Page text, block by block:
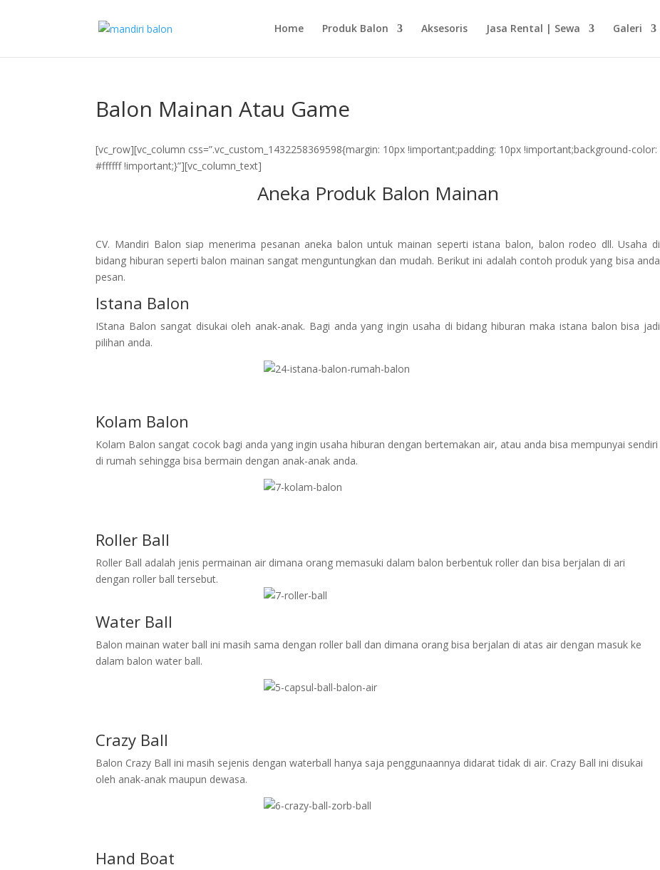
Home Produk Balon Aksesoris Jasa Rental | Sewa Galeri
Balon Mainan Atau Game
[vc_row][vc_column css=”.vc_custom_1432258369598{margin: 10px !important;padding: 10px !important;background-color:
#ffffff !important;}”][vc_column_text]
Aneka Produk Balon Mainan
CV. Mandiri Balon siap menerima pesanan aneka balon untuk mainan seperti istana balon, balon rodeo dll. Usaha di
bidang hiburan seperti balon mainan sangat menguntungkan dan mudah. Berikut ini adalah contoh produk yang bisa anda
pesan.
Istana Balon
IStana Balon sangat disukai oleh anak-anak. Bagi anda yang ingin usaha di bidang hiburan maka istana balon bisa jadi
pilihan anda.
Kolam Balon
Kolam Balon sangat cocok bagi anda yang ingin usaha hiburan dengan bertemakan air, atau anda bisa mempunyai sendiri
di rumah sehingga bisa bermain dengan anak-anak anda.
Roller Ball
Roller Ball adalah jenis permainan air dimana orang memasuki dalam balon berbentuk roller dan bisa berjalan di ari
dengan roller ball tersebut.
Water Ball
Balon mainan water ball ini masih sama dengan roller ball dan dimana orang bisa berjalan di atas air dengan masuk ke
dalam balon water ball.
Crazy Ball
Balon Crazy Ball ini masih sejenis dengan waterball hanya saja penggunaannya didarat tidak di air. Crazy Ball ini disukai
oleh anak-anak maupun dewasa.
Hand Boat